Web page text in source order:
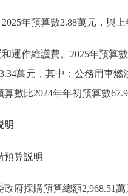
年預算數2.88萬元，與上
作維護費。2025年預算數
萬元，其中：公務用車
算數比2024年年初預算數
算説明
採購預算總額2,968.51萬